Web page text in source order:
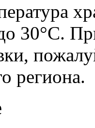
30°С.
региона.